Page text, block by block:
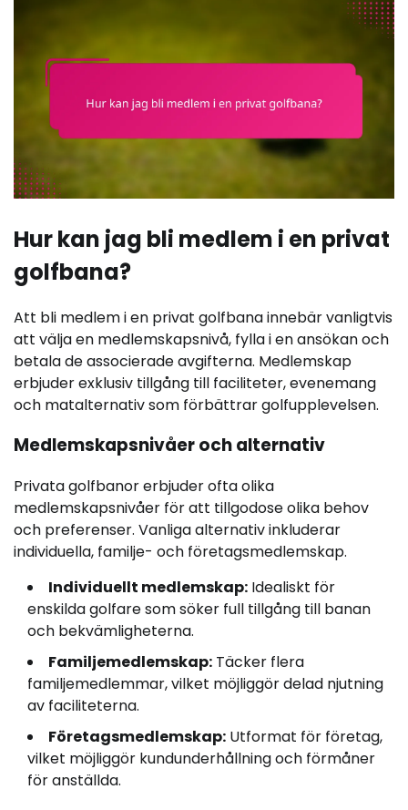
Hur kan jag bli medlem i en privat
golfbana?
Att bli medlem i en privat golfbana innebär vanligtvis
att välja en medlemskapsnivå, fylla i en ansökan och
betala de associerade avgifterna. Medlemskap
erbjuder exklusiv tillgång till faciliteter, evenemang
och matalternativ som förbättrar golfupplevelsen.
Medlemskapsnivåer och alternativ
Privata golfbanor erbjuder ofta olika
medlemskapsnivåer för att tillgodose olika behov
och preferenser. Vanliga alternativ inkluderar
individuella, familje- och företagsmedlemskap.
Individuellt medlemskap: Idealiskt för
enskilda golfare som söker full tillgång till banan
och bekvämligheterna.
Familjemedlemskap: Täcker flera
familjemedlemmar, vilket möjliggör delad njutning
av faciliteterna.
Företagsmedlemskap: Utformat för företag,
vilket möjliggör kundunderhållning och förmåner
för anställda.